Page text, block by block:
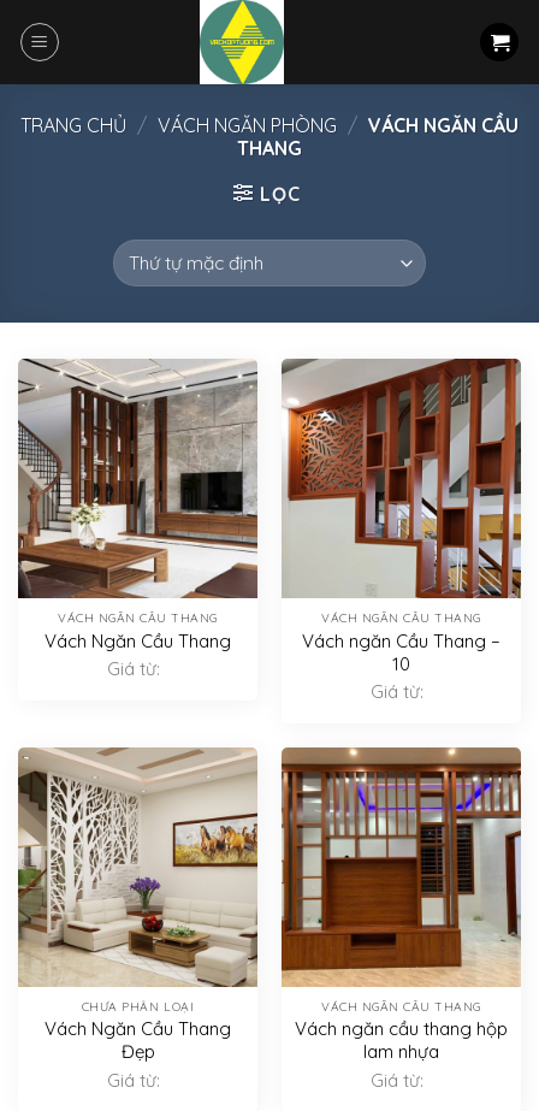
TRANG CHỦ / VÁCH NGĂN PHÒNG / VÁCH NGĂN CẦU
THANG
LỌC
VÁCH NGĂN CẦU THANG
Vách Ngăn Cầu Thang
Giá từ:
VÁCH NGĂN CẦU THANG
Vách ngăn Cầu Thang –
10
Giá từ:
CHƯA PHÂN LOẠI
Vách Ngăn Cầu Thang
Đẹp
Giá từ:
VÁCH NGĂN CẦU THANG
Vách ngăn cầu thang hộp
lam nhựa
Giá từ: